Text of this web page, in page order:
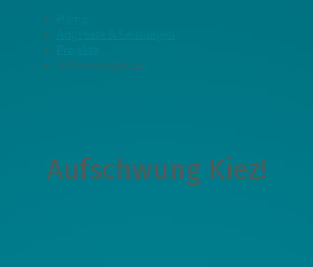
Aufschwung Kiez!
Aufschwung Kiez!